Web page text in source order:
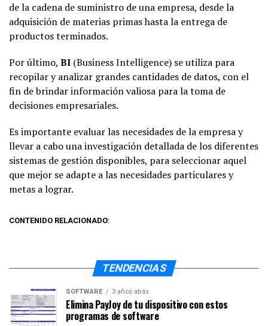
de la cadena de suministro de una empresa, desde la
adquisición de materias primas hasta la entrega de
productos terminados.
Por último, BI (Business Intelligence) se utiliza para
recopilar y analizar grandes cantidades de datos, con el
fin de brindar información valiosa para la toma de
decisiones empresariales.
Es importante evaluar las necesidades de la empresa y
llevar a cabo una investigación detallada de los diferentes
sistemas de gestión disponibles, para seleccionar aquel
que mejor se adapte a las necesidades particulares y
metas a lograr.
CONTENIDO RELACIONADO:
TENDENCIAS
SOFTWARE 3 años atrás
Elimina PayJoy de tu dispositivo con estos
programas de software